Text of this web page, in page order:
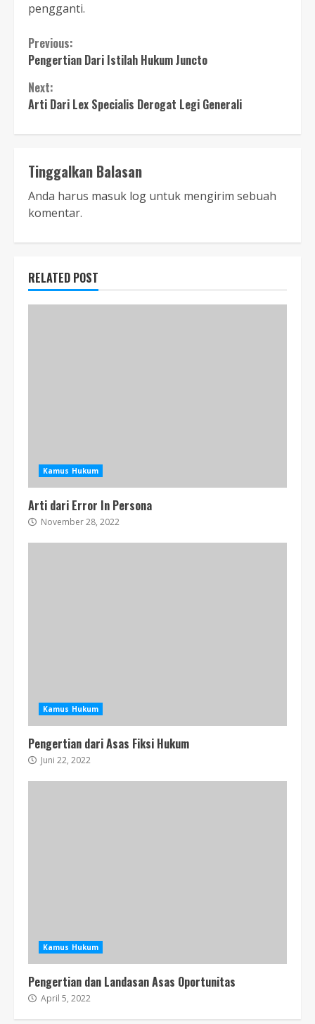
pengganti.
Continue
Reading
Previous:
Pengertian Dari Istilah Hukum Juncto
Next:
Arti Dari Lex Specialis Derogat Legi Generali
Tinggalkan Balasan
Anda harus masuk log untuk mengirim sebuah
komentar.
RELATED POST
Kamus Hukum
Arti dari Error In Persona
November 28, 2022
Kamus Hukum
Pengertian dari Asas Fiksi Hukum
Juni 22, 2022
Kamus Hukum
Pengertian dan Landasan Asas Oportunitas
April 5, 2022